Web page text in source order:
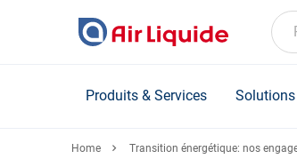
Produits & Services Solutions
Home Transition énergétique: nos